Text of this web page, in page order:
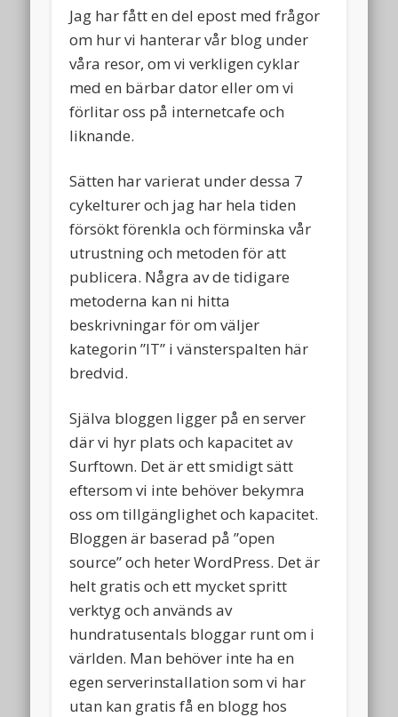
Jag har fått en del epost med frågor
om hur vi hanterar vår blog under
våra resor, om vi verkligen cyklar
med en bärbar dator eller om vi
förlitar oss på internetcafe och
liknande.
Sätten har varierat under dessa 7
cykelturer och jag har hela tiden
försökt förenkla och förminska vår
utrustning och metoden för att
publicera. Några av de tidigare
metoderna kan ni hitta
beskrivningar för om väljer
kategorin ”IT” i vänsterspalten här
bredvid.
Själva bloggen ligger på en server
där vi hyr plats och kapacitet av
Surftown. Det är ett smidigt sätt
eftersom vi inte behöver bekymra
oss om tillgänglighet och kapacitet.
Bloggen är baserad på ”open
source” och heter WordPress. Det är
helt gratis och ett mycket spritt
verktyg och används av
hundratusentals bloggar runt om i
världen. Man behöver inte ha en
egen serverinstallation som vi har
utan kan gratis få en blogg hos